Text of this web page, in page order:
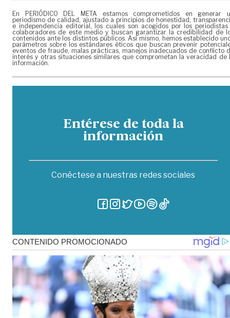
En PERIÓDICO DEL META estamos comprometidos en generar
periodismo de calidad, ajustado a principios de honestidad,
e independencia editorial, los cuales son acogidos por los periodistas
colaboradores de este medio y buscan garantizar la credibilidad de
contenidos ante los distintos públicos. Así mismo, hemos establecido
parámetros sobre los estándares éticos que buscan prevenir
eventos de fraude, malas prácticas, manejos inadecuados de conflicto
interés y otras situaciones similares que comprometan la veracidad de
información.
Entérese de toda la
información
Conéctese a nuestras redes sociales